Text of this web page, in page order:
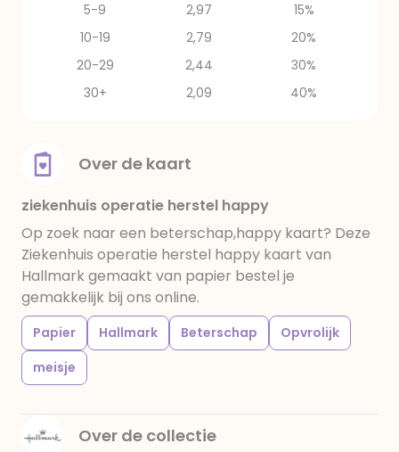
5-9
2,97
15%
10-19
2,79
20%
20-29
2,44
30%
30+
2,09 40%
Over de kaart
ziekenhuis operatie herstel happy
Op zoek naar een beterschap,happy kaart? Deze
Ziekenhuis operatie herstel happy kaart van
Hallmark gemaakt van papier bestel je
gemakkelijk bij ons online.
Papier Hallmark Beterschap
Opvrolijk
meisje
Over de collectie